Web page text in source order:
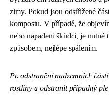
zimy. Pokud jsou odstřižené
kompostu. V případě, že
nebo napadení škůdci, je
způsobem, nejlépe spálením.
Po odstranění nadzemních
rostliny a odstranit případný